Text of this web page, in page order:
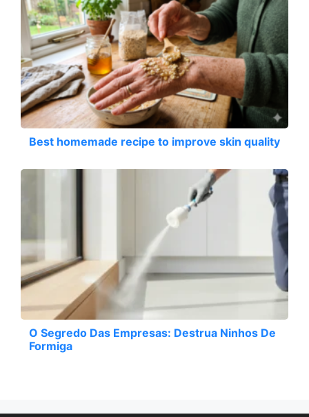
Best homemade recipe to improve skin quality
O Segredo Das Empresas: Destrua Ninhos De
Formiga